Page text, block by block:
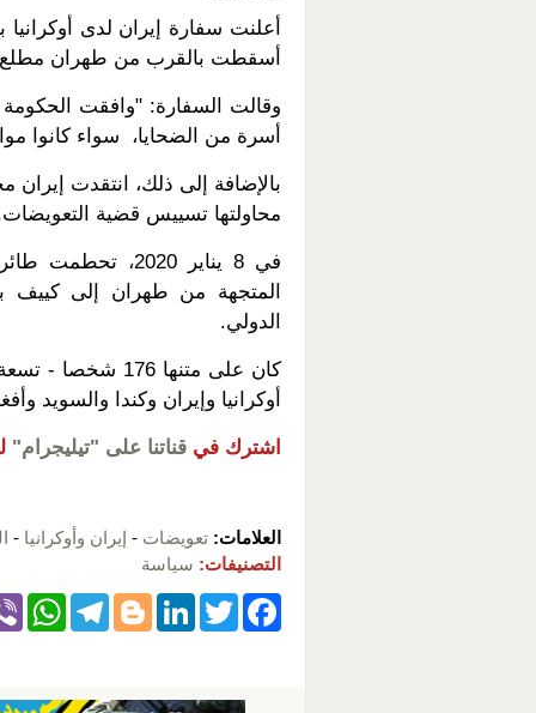
أعلنت سفارة إيران لدى أوكرانيا
أسقطت بالقرب من طهران مطلع
أسرة من الضحايا، سواء كانوا
بالإضافة إلى ذلك، انتقدت إيران
محاولتها تسييس قضية
المتجهة من طهران إلى كييف
الدولي.
أوكرانيا وإيران وكندا والسويد
اشترك في قناتنا على "تيليجرام"
العلامات: تعويضات - إيران وأوكرانيا -
التصنيفات: سياسة
F
T
Li
Bl
T